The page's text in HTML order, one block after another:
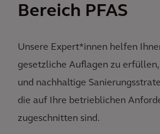
Bereich PFAS
Unsere Expert*innen helfen
gesetzliche Auflagen zu erfüllen,
und nachhaltige
die auf Ihre betrieblichen
zugeschnitten sind.